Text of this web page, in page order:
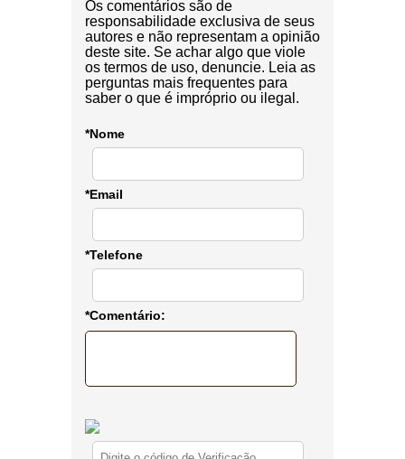
Os comentários são de
responsabilidade exclusiva de seus
autores e não representam a opinião
deste site. Se achar algo que viole
os termos de uso, denuncie. Leia as
perguntas mais frequentes para
saber o que é impróprio ou ilegal.
*Nome
*Email
*Telefone
*Comentário: